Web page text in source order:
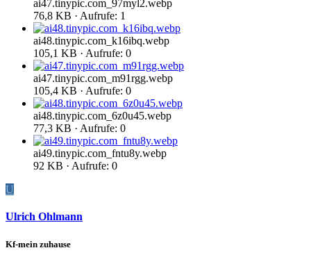
ai47.tinypic.com_97myl2.webp
76,8 KB · Aufrufe: 1
ai48.tinypic.com_k16ibq.webp
105,1 KB · Aufrufe: 0
ai47.tinypic.com_m91rgg.webp
105,4 KB · Aufrufe: 0
ai48.tinypic.com_6z0u45.webp
77,3 KB · Aufrufe: 0
ai49.tinypic.com_fntu8y.webp
92 KB · Aufrufe: 0
U
Ulrich Ohlmann
Kf-mein zuhause